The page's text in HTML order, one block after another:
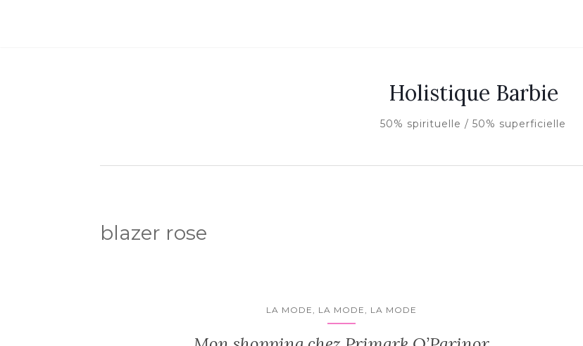
Holistique Barbie
50% spirituelle / 50% superficielle
blazer rose
LA MODE, LA MODE, LA MODE